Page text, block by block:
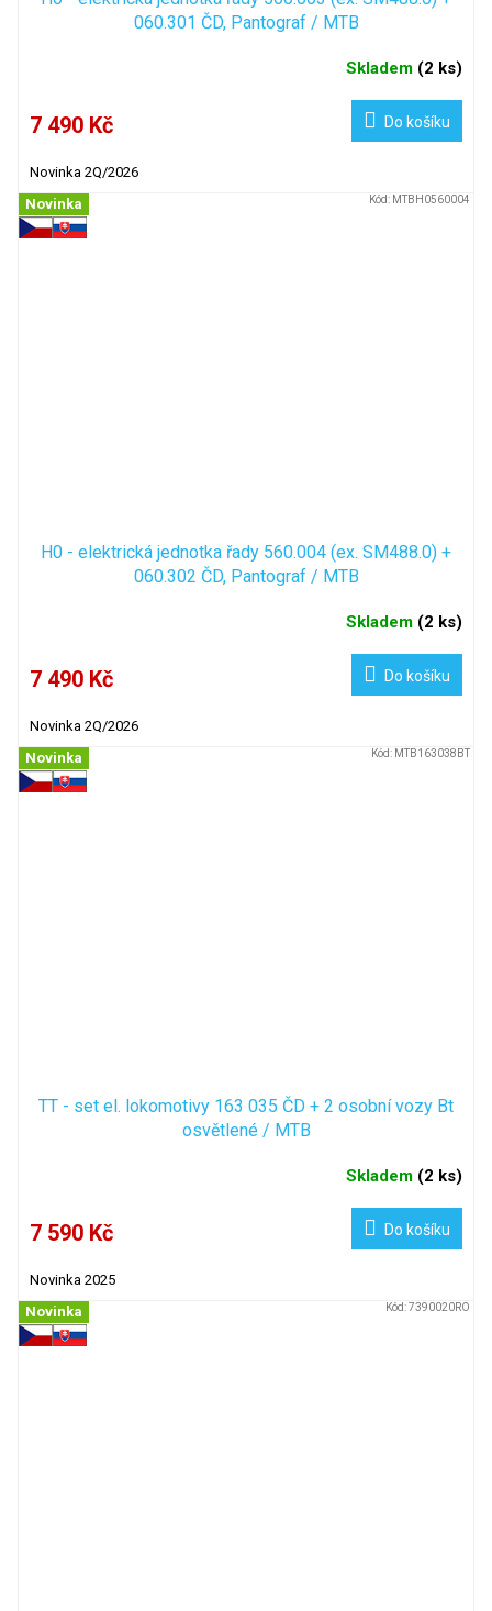
060.301 ČD, Pantograf / MTB
Skladem (2 ks)
7 490 Kč Do košíku
Novinka 2Q/2026
Novinka
H0 - elektrická jednotka řady 560.004 (ex. SM488.0) +
060.302 ČD, Pantograf / MTB
Skladem (2 ks)
7 490 Kč Do košíku
Novinka 2Q/2026
Kód: MTBH0560004
Novinka
TT - set el. lokomotivy 163 035 ČD + 2 osobní vozy Bt
osvětlené / MTB
Skladem (2 ks)
7 590 Kč Do košíku
Novinka 2025
Kód: MTB163038BT
Novinka Kód:7390020RO